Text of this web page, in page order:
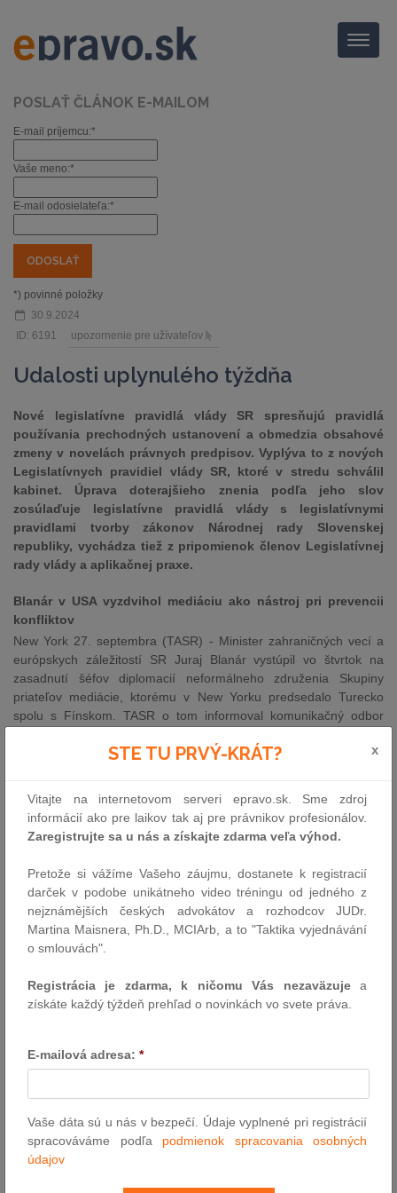
Menu
POSLAŤ ČLÁNOK E-MAILOM
E-mail príjemcu:*
Vaše meno:*
E-mail odosielateľa:*
*) povinné položky
30.9.2024
ID: 6191
upozornenie pre užívateľov
Udalosti uplynulého týždňa
Nové legislatívne pravidlá vlády SR spresňujú pravidlá
používania prechodných ustanovení a obmedzia obsahové
zmeny v novelách právnych predpisov. Vyplýva to z nových
Legislatívnych pravidiel vlády SR, ktoré v stredu schválil
kabinet. Úprava doterajšieho znenia podľa jeho slov
zosúlaďuje legislatívne pravidlá vlády s legislatívnymi
pravidlami tvorby zákonov Národnej rady Slovenskej
republiky, vychádza tiež z pripomienok členov Legislatívnej
rady vlády a aplikačnej praxe.
Blanár v USA vyzdvihol mediáciu ako nástroj pri prevencii
konfliktov
New York 27. septembra (TASR) - Minister zahraničných vecí a
európskych záležitostí SR Juraj Blanár vystúpil vo štvrtok na
zasadnutí šéfov diplomacií neformálneho združenia Skupiny
priateľov mediácie, ktorému v New Yorku predsedalo Turecko
spolu s Fínskom. TASR o tom informoval komunikačný odbor
Bratislava 26. septembra (TASR) - Výbor Národnej rady (NR) SR
na kontrolu činnosti Slovenskej informačnej služby (SIS) vo štvrtok
nerokoval o aktuálnych bezpečnostných výzvach. Poslancom sa
poslankyňa NR SR Mária Kolíková (SaS), ktorá mimoriadne
zasadnutie výboru iniciovala. Poslankyňa dodala, že na rokovanie
sa dostavil aj riaditeľ SIS Pavol Gašpar.
Blanár v USA rokoval s ministrami zahraničných vecí krajín
New York 26. septembra (TASR) - Minister zahraničných vecí a
európskych záležitostí SR Juraj Blanár v stredu v New Yorku
podujatie delegácie Európskej únie pri OSN k dodržiavaniu
TASR o tom informoval komunikačný odbor Ministerstva
zahraničných vecí a európskych záležitostí SR.
Blanár chce hovoriť o rozsudku v prípade Chovanec s
Lahbibovou
New York 25. septembra (TASR) - Minister zahraničných vecí a
STE TU PRVÝ-KRÁT? x
Vitajte na internetovom serveri epravo.sk. Sme zdroj
informácií ako pre laikov tak aj pre právnikov profesionálov.
Zaregistrujte sa u nás a získajte zdarma veľa výhod.
Pretože si vážíme Vašeho záujmu, dostanete k registracií
darček v podobe unikátneho video tréningu od jedného z
nejznámějších českých advokátov a rozhodcov JUDr.
Martina Maisnera, Ph.D., MCIArb, a to "Taktika vyjednávání
o smlouvách".
Registrácia je zdarma, k ničomu Vás nezaväzujea
získáte každý týždeň prehľad o novinkách vo svete práva.
E-mailová adresa: *
Vaše dáta sú u nás v bezpečí. Údaje vyplnené pri registrácií
spracováváme podľa podmienok spracovania osobných
údajov